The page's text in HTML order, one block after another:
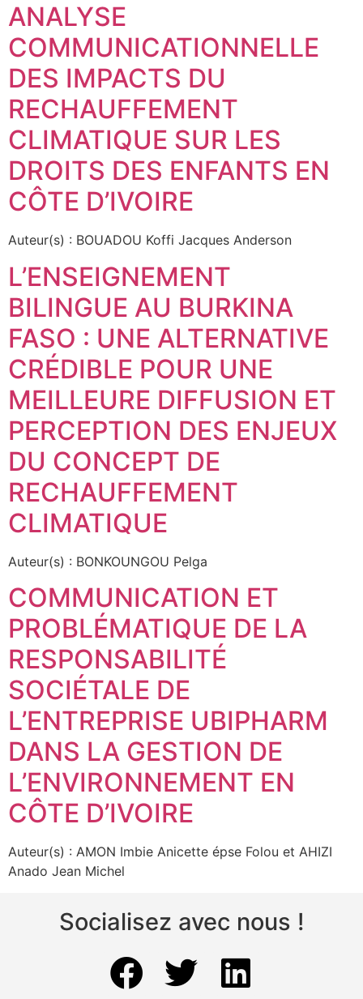
ANALYSE
COMMUNICATIONNELLE
DES IMPACTS DU
RECHAUFFEMENT
CLIMATIQUE SUR LES
DROITS DES ENFANTS EN
CÔTE D’IVOIRE
Auteur(s) : BOUADOU Koffi Jacques Anderson
L’ENSEIGNEMENT
BILINGUE AU BURKINA
FASO : UNE ALTERNATIVE
CRÉDIBLE POUR UNE
MEILLEURE DIFFUSION ET
PERCEPTION DES ENJEUX
DU CONCEPT DE
RECHAUFFEMENT
CLIMATIQUE
Auteur(s) : BONKOUNGOU Pelga
COMMUNICATION ET
PROBLÉMATIQUE DE LA
RESPONSABILITÉ
SOCIÉTALE DE
L’ENTREPRISE UBIPHARM
DANS LA GESTION DE
L’ENVIRONNEMENT EN
CÔTE D’IVOIRE
Auteur(s) : AMON Imbie Anicette épse Folou et AHIZI
Anado Jean Michel
Socialisez avec nous !